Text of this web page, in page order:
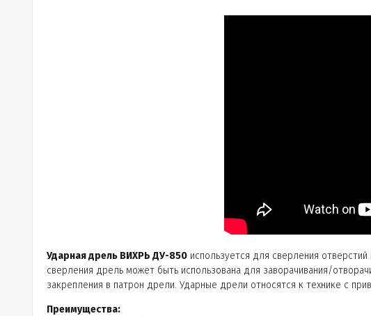
Ударная дрель ВИХРЬ ДУ-850 используется для сверления
сверления дрель может быть использована для заворачивания/
закрепления в патрон дрели. Ударные дрели относятся к технике с
Преимущества: